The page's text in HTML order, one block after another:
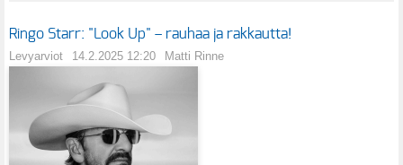
Ringo Starr: "Look Up" – rauhaa ja rakkautta!
Levyarviot 14.2.2025 12:20 Matti Rinne